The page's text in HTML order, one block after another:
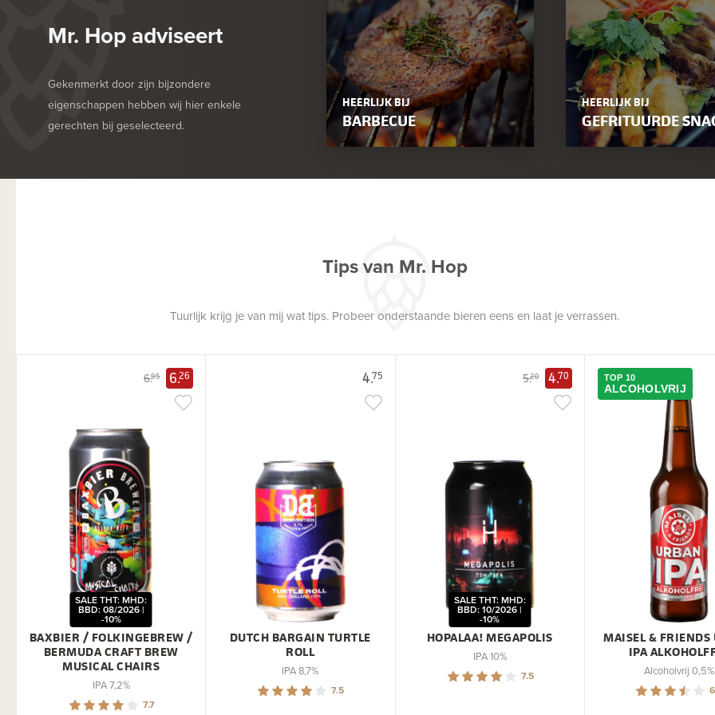
Mr. Hop adviseert
Gekenmerkt door zijn bijzondere
eigenschappen hebben wij hier enkele
gerechten bij geselecteerd.
HEERLIJK BIJ
BARBECUE
HEERLIJK BIJ
GEFRITUURDE
Tips van Mr. Hop
Tuurlijk krijg je van mij wat tips. Probeer onderstaande bieren eens en laat je verrassen.
6.95 6.26
BAXBIER / FOLKINGEBREW /
BERMUDA CRAFT BREW
MUSICAL CHAIRS
SALE THT: MHD:
BBD: 08/2026 |
-10%
IPA 7,2%
7.7
4.75
DUTCH BARGAIN TURTLE
ROLL
IPA 8,7%
7.5
5.20 4.70
HOPALAA! MEGAPOLIS
SALE THT: MHD:
BBD: 10/2026 |
-10%
IPA 10%
7.5
TOP 10
ALCOHOLVRIJ
MAISEL & FRIENDS
IPA
Alcoholvrij 0,5%